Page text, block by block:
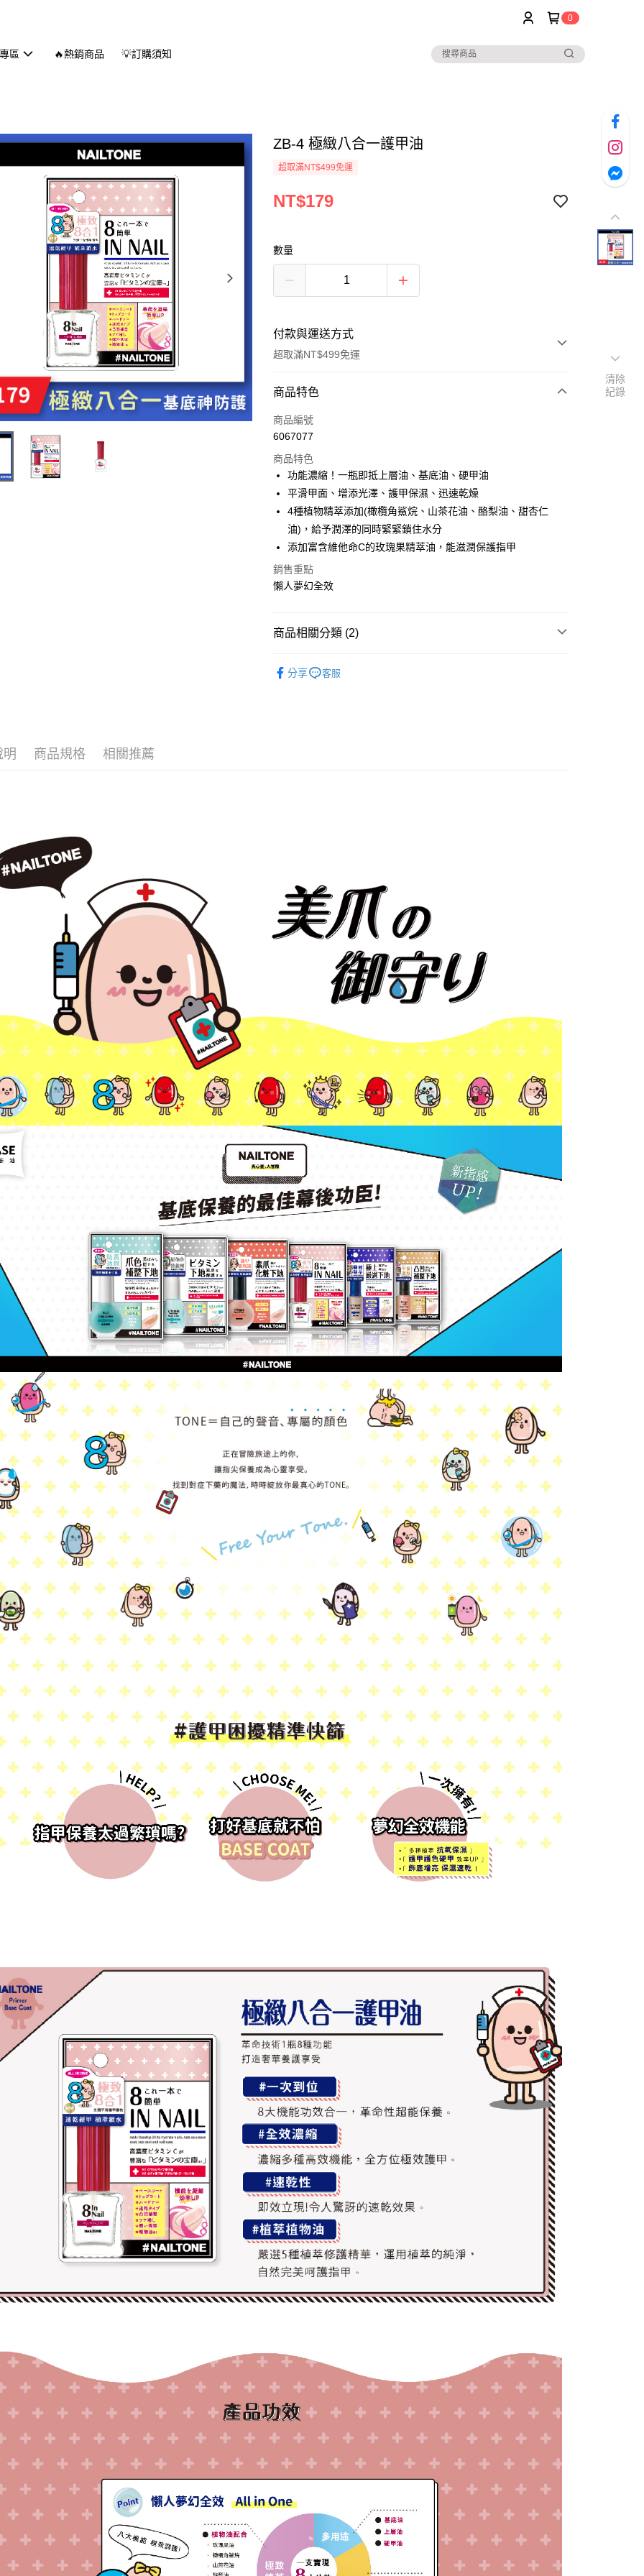
0
區 🔥熱銷商品 💡訂購須知
ZB-4 極緻八合一護甲油
超取滿NT$499免運
NT$179
數量
付款與運送方式
超取滿NT$499免運
付款方式
信用卡一次付款
LINE Pay
Apple Pay
街口支付
悠遊付
因應疫情升溫，目前暫停使用7-11取貨付款配送，請使用全
商品特色
商品編號
6067077
商品特色
功能濃縮！一瓶即抵上層油、基底油、硬甲油
平滑甲面、增添光澤、護甲保濕、迅速乾燥
4種植物精萃添加(橄欖角鯊烷、山茶花油、酪梨油、甜杏仁
油)，給予潤澤的同時緊緊鎖住水分
添加富含維他命C的玫瑰果精萃油，能滋潤保護指甲
銷售重點
懶人夢幻全效
商品相關分類 (2)
分享 客服
明 商品規格 相關推薦
清除
紀錄